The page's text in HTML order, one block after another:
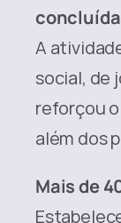
A
social, de
reforçou
além dos
Mais de